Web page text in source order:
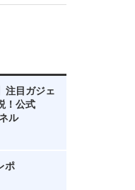
注目ガジェ
！公式
ル
ポ